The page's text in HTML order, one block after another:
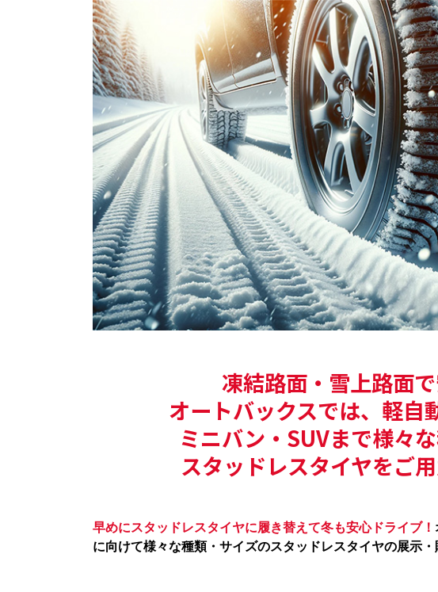
凍結路面・雪上路面で
オートバックスでは、軽自
ミニバン・SUVまで様々
スタッドレスタイヤをご用
早めにスタッドレスタイヤに履き替えて冬も安心ドライブ！
に向けて様々な種類・サイズのスタッドレスタイヤの展示・